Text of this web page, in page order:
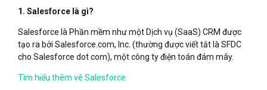
1. Salesforce là gì?
Salesforce là Phần mềm như một Dịch vụ (SaaS) CRM được
tạo ra bởi Salesforce.com, Inc. (thường được viết tắt là SFDC
cho Salesforce dot com), một công ty điện toán đám mây.
Tìm hiểu thêm vê Salesforce